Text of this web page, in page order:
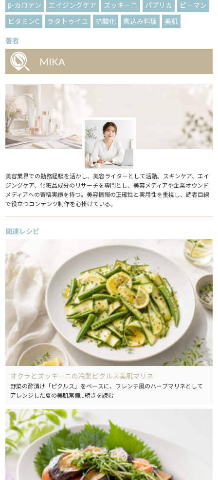
β-カロテン
エイジングケア ズッキーニ パプリカ
ピーマン
ビタミンC
ラタトゥイユ 抗酸化 煮込み料理 美肌
著者
MIKA
美容業界での勤務経験を活かし、美容ライターとして活動。スキンケア、エイ
ジングケア、化粧品成分のリサーチを専門とし、美容メディアや企業オウンド
メディアへの寄稿実績を持つ。美容情報の正確性と実用性を重視し、読者目線
で役立つコンテンツ制作を心掛けている。
関連レシピ
オクラとズッキーニの冷製ピクルス美肌マリネ
野菜の酢漬け「ピクルス」をベースに、フレンチ風のハーブマリネとして
アレンジした夏の美肌常備 ...続きを読む